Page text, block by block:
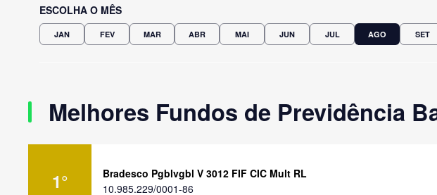
ESCOLHA O MÊS
JAN FEV MAR ABR MAI JUN JUL AGO SET
Melhores Fundos de Previdência
1°
Bradesco Pgblvgbl V 3012 FIF CIC Mult RL
10.985.229/0001-86